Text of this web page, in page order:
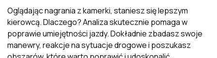
Oglądając nagrania z kamerki, staniesz się lepszym
kierowcą. Dlaczego? Analiza skutecznie pomaga w
poprawie umiejętności jazdy. Dokładnie zbadasz swoje
manewry, reakcje na sytuacje drogowe i poszukasz